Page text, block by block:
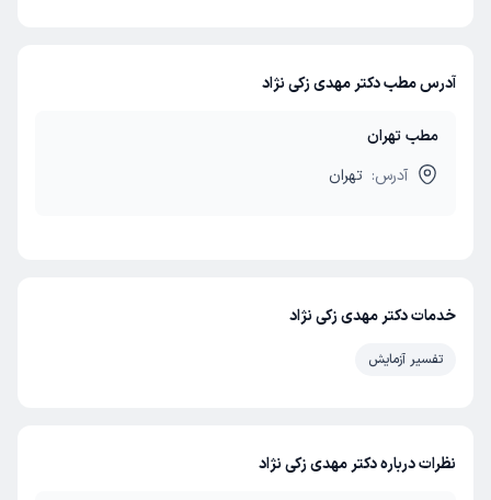
آدرس مطب دکتر مهدی زکی نژاد
مطب تهران
آدرس: تهران
خدمات دکتر مهدی زکی نژاد
تفسیر آزمایش
نظرات درباره دکتر مهدی زکی نژاد